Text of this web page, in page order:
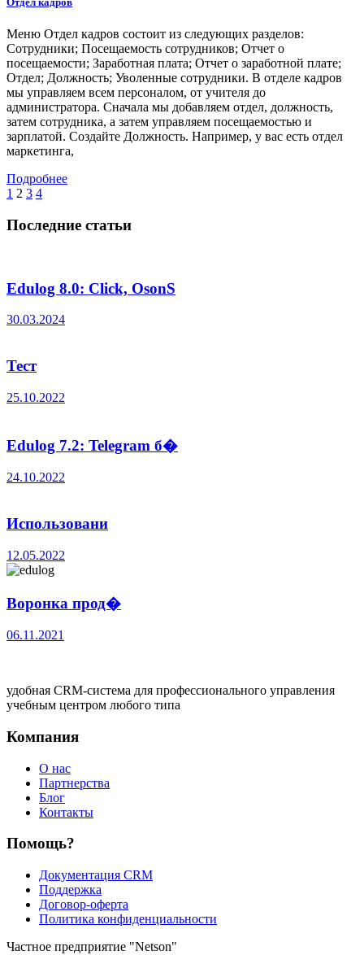
Меню Отдел кадров состоит из следующих разделов:
Сотрудники; Посещаемость сотрудников; Отчет о
посещаемости; Заработная плата; Отчет о заработной плате;
Отдел; Должность; Уволенные сотрудники. В отделе кадров
мы управляем всем персоналом, от учителя до
администратора. Сначала мы добавляем отдел, должность,
затем сотрудника, а затем управляем посещаемостью и
зарплатой. Создайте Должность. Например, у вас есть отдел
маркетинга,
Подробнее
1 2 3 4
Последние статьи
Edulog 8.0: Click, OsonS
30.03.2024
Тест
25.10.2022
Edulog 7.2: Telegram б�
24.10.2022
Использовани
12.05.2022
Воронка прод�
06.11.2021
удобная CRM-система для профессионального управления
учебным центром любого типа
Компания
О нас
Партнерства
Блог
Контакты
Помощь?
Документация CRM
Поддержка
Договор-оферта
Политика конфиденциальности
Частное предприятие "Netson"